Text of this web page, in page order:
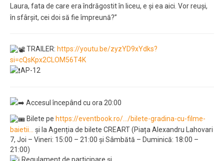
Laura, fata de care era îndrăgostit în liceu, e și ea aici. Vor reuși,
în sfârșit, cei doi să fie împreună?”
TRAILER: https://youtu.be/zyzYD9xYdks?
si=cQsKpx2CLOM56T4K
AP-12
Accesul începând cu ora 20:00
Bilete pe https://eventbook.ro/…/bilete-gradina-cu-filme-
baietii…
și la Agenția de bilete CREART (Piața Alexandru Lahovari
7, Joi – Vineri: 15:00 – 21:00 și Sâmbătă – Duminică: 18:00 –
21:00)
Regulament de participare și